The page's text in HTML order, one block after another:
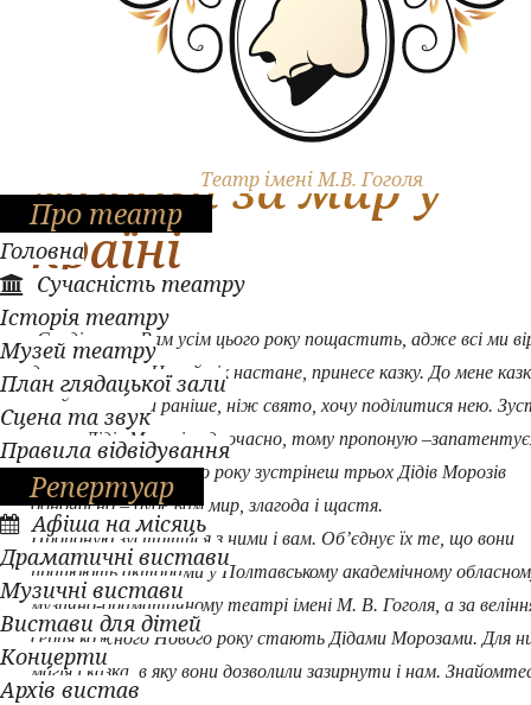
Театр імені М.В. Гоголя
Про театр
Головна
Сучасність театру
Історія театру
Музей театру
План глядацької зали
Сцена та звук
Правила відвідування
Репертуар
Афіша на місяць
Драматичні вистави
Музичні вистави
Вистави для дітей
Концерти
Архів вистав
ЗМІ про нас
Полтавські Дідусі
Морози за мир у
країні
Сподіваюся, Вам усім цього року пощастить, адже всі ми
дива, у те, що Новий рік настане, принесе казку. До мене
прийшла трохи раніше, ніж свято, хочу поділитися нею.
трьох Дідів Морозів одночасно, тому пропоную
прикмету: якщо цього року зустрінеш трьох Дідів Морозів
одночасно – буде вам мир, злагода і щастя.
Пропоную зустрітися з ними і вам. Об’єднує їх те, що вони
працюють акторами у Полтавському академічному
музично-драматичному театрі імені М. В. Гоголя, а за
серця кожного Нового року стають Дідами Морозами. Для
магія і казка, в яку вони дозволили зазирнути і нам.